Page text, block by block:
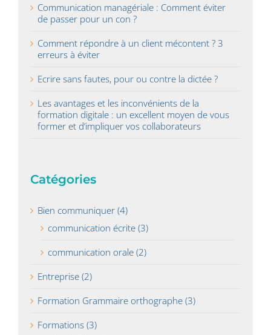
Communication managériale : Comment éviter
de passer pour un con ?
Comment répondre à un client mécontent ? 3
erreurs à éviter
Ecrire sans fautes, pour ou contre la dictée ?
Les avantages et les inconvénients de la
formation digitale : un excellent moyen de vous
former et d’impliquer vos collaborateurs
Catégories
Bien communiquer (4)
communication écrite (3)
communication orale (2)
Entreprise (2)
Formation Grammaire orthographe (3)
Formations (3)